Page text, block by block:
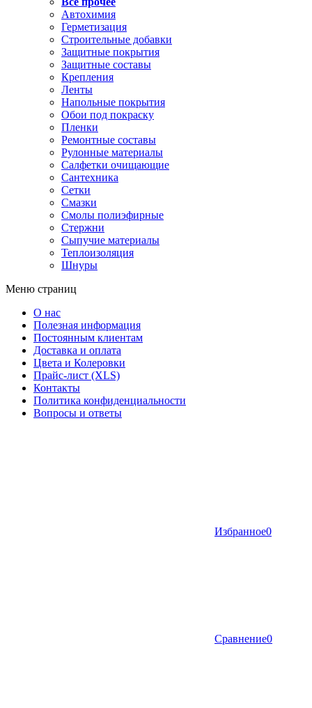
Автохимия
Герметизация
Строительные добавки
Защитные покрытия
Защитные составы
Крепления
Ленты
Напольные покрытия
Обои под покраску
Пленки
Ремонтные составы
Рулонные материалы
Салфетки очищающие
Сантехника
Сетки
Смазки
Смолы полиэфирные
Стержни
Сыпучие материалы
Теплоизоляция
Шнуры
Меню страниц
О нас
Полезная информация
Постоянным клиентам
Доставка и оплата
Цвета и Колеровки
Прайс-лист (XLS)
Контакты
Политика конфиденциальности
Вопросы и ответы
Избранное0
Сравнение0